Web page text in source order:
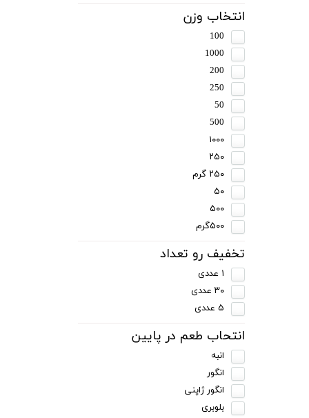
انتخاب وزن
100
1000
200
250
50
500
۱۰۰۰
۲۵۰
۲۵۰ گرم
۵۰
۵۰۰
۵۰۰گرم
تخفیف رو تعداد
۱ عددی
۳۰ عددی
۵ عددی
انتحاب طعم در پایین
انبه
انگور
انگور ژاپنی
بلوبری